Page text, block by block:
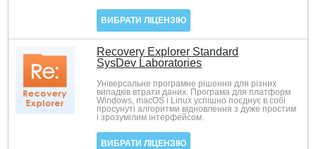
ВИБРАТИ ЛІЦЕНЗІЮ
Recovery Explorer Standard
SysDev Laboratories
Універсальне програмне рішення для різних
випадків втрати даних. Програма для платформ
Windows, macOS і Linux успішно поєднує в собі
просунуті алгоритми відновлення з дуже простим
і зрозумілим інтерфейсом.
ВИБРАТИ ЛІЦЕНЗІЮ